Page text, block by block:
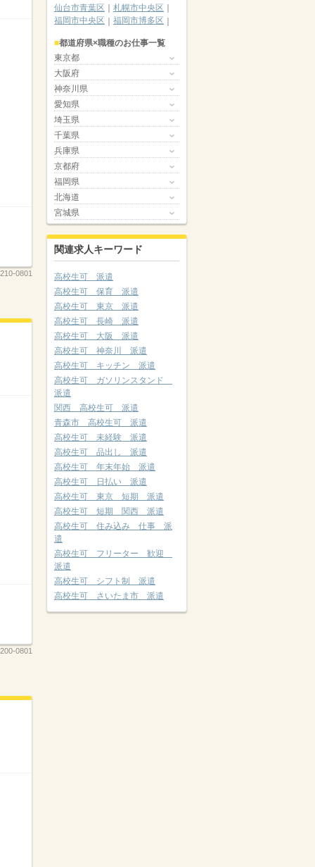
0801
0801
仙台市青葉区
札幌市中央区
福岡市中央区
福岡市博多区
都道府県×職種のお仕事一覧
東京都
大阪府
神奈川県
愛知県
埼玉県
千葉県
兵庫県
京都府
福岡県
北海道
宮城県
関連求人キーワード
高校生可 派遣
高校生可 保育 派遣
高校生可 東京 派遣
高校生可 長崎 派遣
高校生可 大阪 派遣
高校生可 神奈川 派遣
高校生可 キッチン 派遣
高校生可 ガソリンスタンド
派遣
関西 高校生可 派遣
青森市 高校生可 派遣
高校生可 未経験 派遣
高校生可 品出し 派遣
高校生可 年末年始 派遣
高校生可 日払い 派遣
高校生可 東京 短期 派遣
高校生可 短期 関西 派遣
高校生可 住み込み 仕事 派
遣
高校生可 フリーター 歓迎
派遣
高校生可 シフト制 派遣
高校生可 さいたま市 派遣